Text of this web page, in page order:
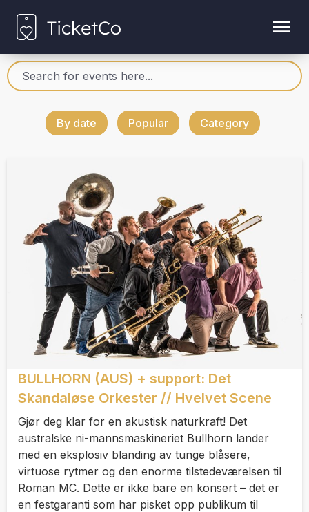
By date Popular Category
BULLHORN (AUS) + support: Det
Skandaløse Orkester // Hvelvet Scene
Gjør deg klar for en akustisk naturkraft! Det
australske ni-mannsmaskineriet Bullhorn lander
med en eksplosiv blanding av tunge blåsere,
virtuose rytmer og den enorme tilstedeværelsen til
Roman MC. Dette er ikke bare en konsert – det er
en festgaranti som har pisket opp publikum til